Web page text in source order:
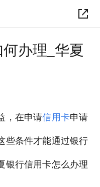
办理_华夏
，在申请信用卡申请
些条件才能通过银行
银行信用卡怎么办理